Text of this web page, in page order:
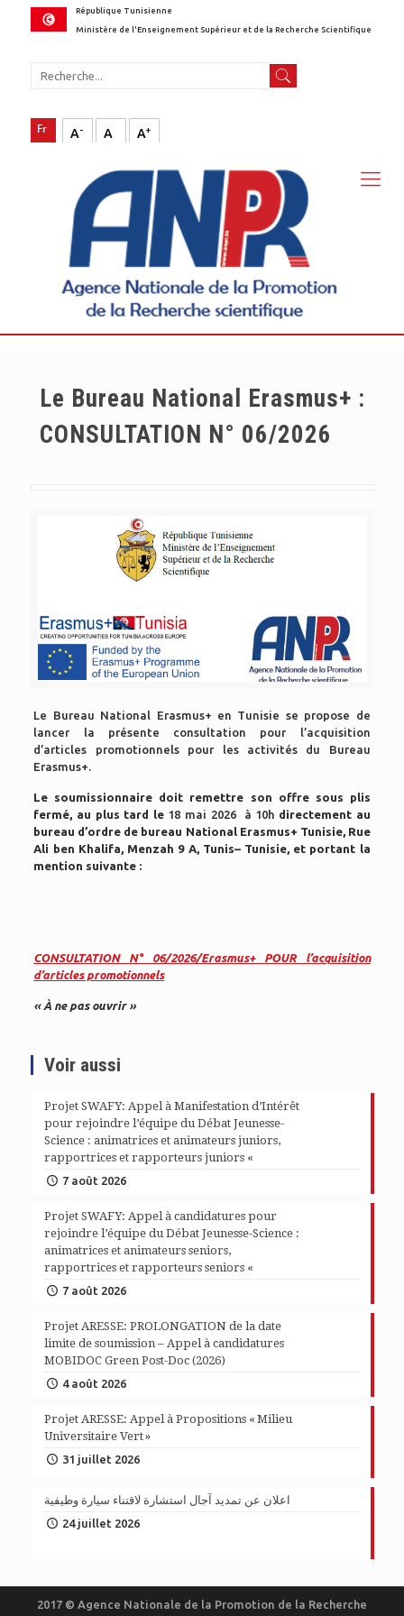
République Tunisienne
Ministère de l'Enseignement Supérieur et de la Recherche Scientifique
A- A A+
Le Bureau National Erasmus+ :
CONSULTATION N° 06/2026
Le Bureau National Erasmus+ en Tunisie se propose de
lancer la présente consultation pour l’acquisition
d’articles promotionnels pour les activités du Bureau
Erasmus+.
Le soumissionnaire doit remettre son offre sous plis
fermé, au plus tard le 18 mai 2026 à 10h directement au
bureau d’ordre de bureau National Erasmus+ Tunisie, Rue
Ali ben Khalifa, Menzah 9 A, Tunis– Tunisie, et portant la
mention suivante :
CONSULTATION N° 06/2026/Erasmus+ POUR l’acquisition
d’articles promotionnels
« À ne pas ouvrir »
Voir aussi
Projet SWAFY: Appel à Manifestation d’Intérêt
pour rejoindre l’équipe du Débat Jeunesse-
Science : animatrices et animateurs juniors,
rapportrices et rapporteurs juniors «
7 août 2026
Projet SWAFY: Appel à candidatures pour
rejoindre l’équipe du Débat Jeunesse-Science :
animatrices et animateurs seniors,
rapportrices et rapporteurs seniors «
7 août 2026
Projet ARESSE: PROLONGATION de la date
limite de soumission – Appel à candidatures
MOBIDOC Green Post-Doc (2026)
4 août 2026
Projet ARESSE: Appel à Propositions « Milieu
Universitaire Vert »
31 juillet 2026
اعلان عن تمديد آجال استشارة لاقتناء سيارة وظيفية
24 juillet 2026
2017 © Agence Nationale de la Promotion de la Recherche